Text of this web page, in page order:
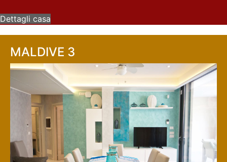
Dettagli casa
MALDIVE 3